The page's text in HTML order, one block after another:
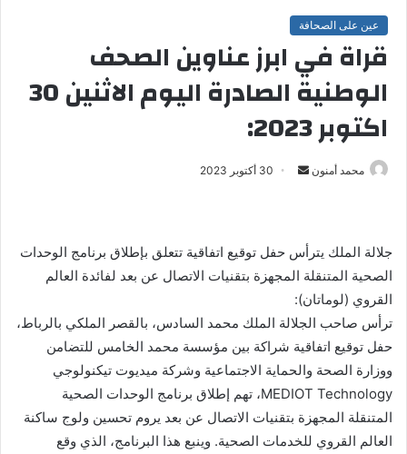
عين على الصحافة
قراة في ابرز عناوين الصحف
الوطنية الصادرة اليوم الاثنين 30
اكتوبر 2023:
محمد أمنون
ب
ر
ي
د
ا
ل
30 أكتوبر 2023
جلالة الملك يترأس حفل توقيع اتفاقية تتعلق بإطلاق برنامج الوحدات
الصحية المتنقلة المجهزة بتقنيات الاتصال عن بعد لفائدة العالم
القروي (لوماتان):
ترأس صاحب الجلالة الملك محمد السادس، بالقصر الملكي بالرباط،
حفل توقيع اتفاقية شراكة بين مؤسسة محمد الخامس للتضامن
ووزارة الصحة والحماية الاجتماعية وشركة ميديوت تيكنولوجي
MEDIOT Technology، تهم إطلاق برنامج الوحدات الصحية
المتنقلة المجهزة بتقنيات الاتصال عن بعد يروم تحسين ولوج ساكنة
العالم القروي للخدمات الصحية. وينبع هذا البرنامج، الذي وقع